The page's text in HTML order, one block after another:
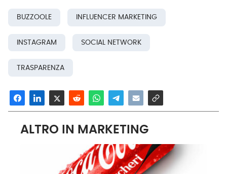
BUZZOOLE INFLUENCER MARKETING
INSTAGRAM SOCIAL NETWORK
TRASPARENZA
ALTRO IN MARKETING